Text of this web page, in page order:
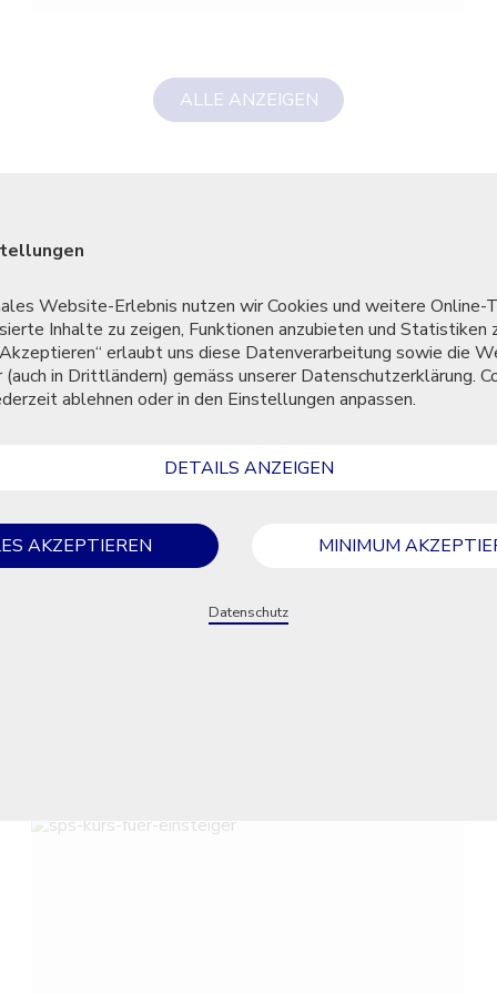
ALLE ANZEIGEN
Website-Erlebnis nutzen wir Cookies und weitere Online-
Inhalte zu zeigen, Funktionen anzubieten und Statistiken
erlaubt uns diese Datenverarbeitung sowie die
in Drittländern) gemäss unserer Datenschutzerklärung.
ablehnen oder in den Einstellungen anpassen.
DETAILS ANZEIGEN
AKZEPTIEREN MINIMUM
Datenschutz